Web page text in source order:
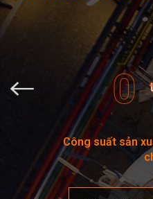
0
Công suất sản